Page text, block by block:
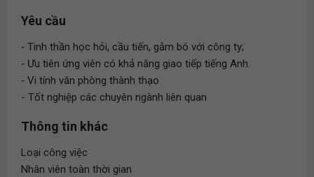
Yêu cầu
‐ Tinh thần học hỏi, cầu tiến, gắm bó với công ty;
‐ Ưu tiên ứng viên có khả năng giao tiếp tiếng Anh.
‐ Vi tính văn phòng thành thạo
- Tốt nghiệp các chuyên ngành liên quan
Thông tin khác
Loại công việc
Nhân viên toàn thời gian